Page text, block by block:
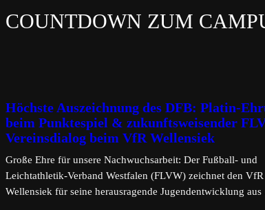
COUNTDOWN ZUM
Höchste Auszeichnung des DFB: Platin-
beim Punktespiel & zukunftsweisender
Vereinsdialog beim VfR Wellensiek
Große Ehre für unsere Nachwuchsarbeit: Der Fußball- und
Leichtathletik-Verband Westfalen (FLVW) zeichnet den VfR
Wellensiek für seine herausragende Jugendentwicklung